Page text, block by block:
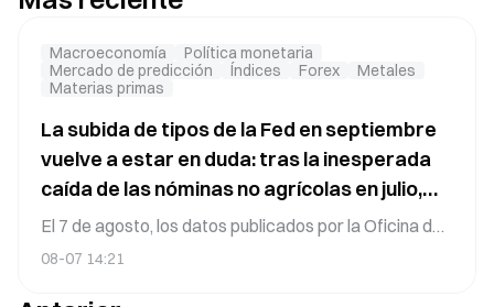
Macroeconomía
Política monetaria
Mercado de predicción
Índices Forex
Metales
Materias primas
La subida de tipos de la Fed en septiembre
vuelve a estar en duda: tras la inesperada
caída de las nóminas no agrícolas en julio,
¿cómo está reajustando sus precios el
mercado de predicción?
El 7 de agosto, los datos publicados por la Oficina de
Estadísticas Laborales de Estados Unidos dieron un
08-07 14:21